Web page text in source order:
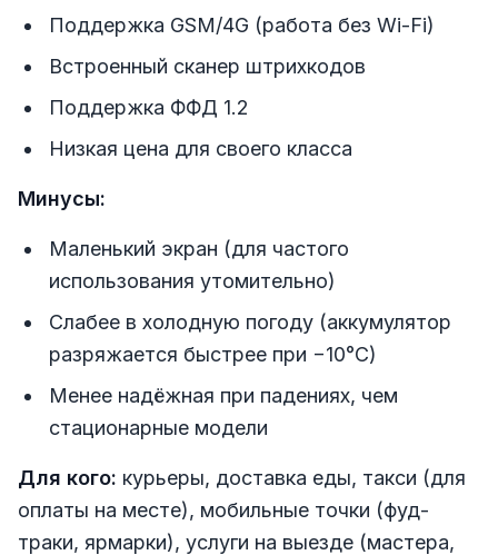
Поддержка GSM/4G (работа без Wi-Fi)
Встроенный сканер штрихкодов
Поддержка ФФД 1.2
Низкая цена для своего класса
Минусы:
Маленький экран (для частого
использования утомительно)
Слабее в холодную погоду (аккумулятор
разряжается быстрее при −10°C)
Менее надёжная при падениях, чем
стационарные модели
Для кого: курьеры, доставка еды, такси (для
оплаты на месте), мобильные точки (фуд-
траки, ярмарки), услуги на выезде (мастера,